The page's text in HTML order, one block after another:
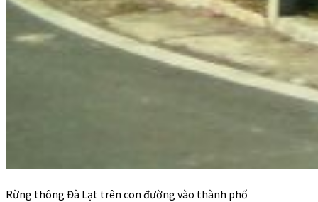
Rừng thông Đà Lạt trên con đường vào thành phố